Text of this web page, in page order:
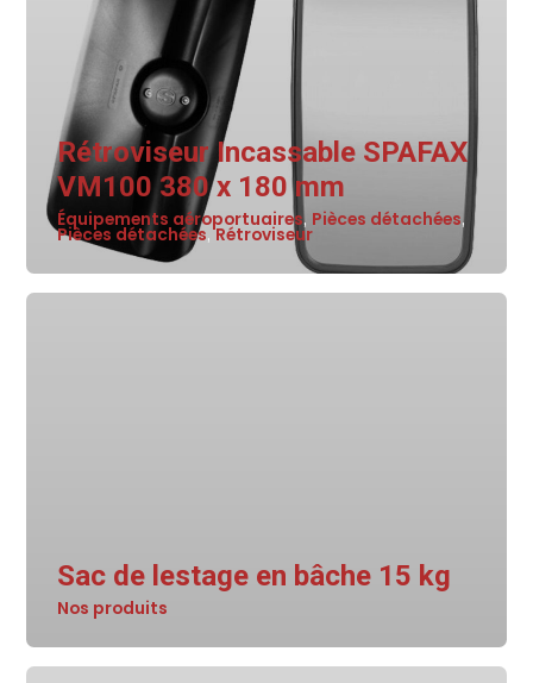
Rétroviseur Incassable SPAFAX
VM100 380 x 180 mm
Équipements aéroportuaires, Pièces détachées,
Pièces détachées,Rétroviseur
Sac de lestage en bâche 15 kg
Nos produits